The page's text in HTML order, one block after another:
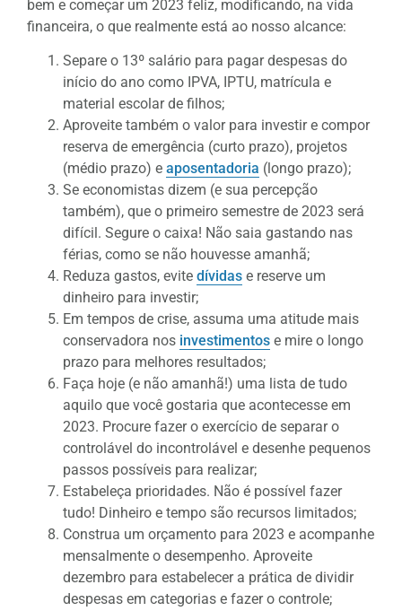
bem e começar um 2023 feliz, modificando, na vida
financeira, o que realmente está ao nosso alcance:
Separe o 13º salário para pagar despesas do
início do ano como IPVA, IPTU, matrícula e
material escolar de filhos;
Aproveite também o valor para investir e compor
reserva de emergência (curto prazo), projetos
(médio prazo) e aposentadoria (longo prazo);
Se economistas dizem (e sua percepção
também), que o primeiro semestre de 2023 será
difícil. Segure o caixa! Não saia gastando nas
férias, como se não houvesse amanhã;
Reduza gastos, evite dívidas e reserve um
dinheiro para investir;
Em tempos de crise, assuma uma atitude mais
conservadora nos investimentos e mire o longo
prazo para melhores resultados;
Faça hoje (e não amanhã!) uma lista de tudo
aquilo que você gostaria que acontecesse em
2023. Procure fazer o exercício de separar o
controlável do incontrolável e desenhe pequenos
passos possíveis para realizar;
Estabeleça prioridades. Não é possível fazer
tudo! Dinheiro e tempo são recursos limitados;
Construa um orçamento para 2023 e acompanhe
mensalmente o desempenho. Aproveite
dezembro para estabelecer a prática de dividir
despesas em categorias e fazer o controle;